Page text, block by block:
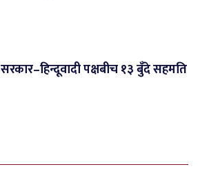
सरकार–हिन्दूवादी पक्षबीच १३ बुँदे सहमति